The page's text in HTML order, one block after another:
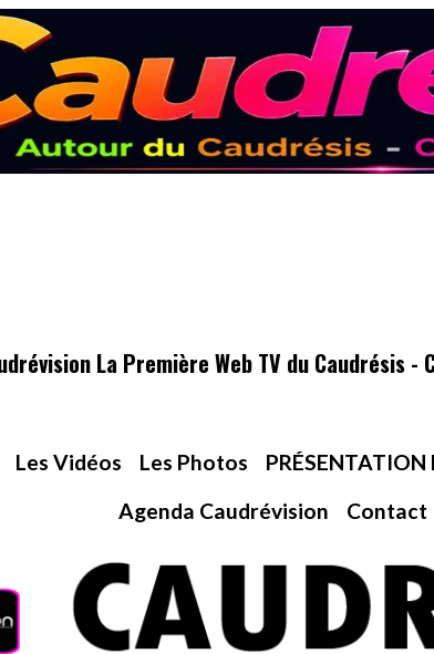
La Première Web TV du Caudrésis -
Les Vidéos Les Photos
PRÉSENTATION
Agenda Caudrévision
Contact